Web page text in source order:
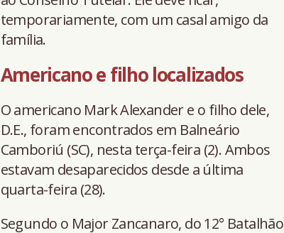
temporariamente, com um casal amigo da
família.
Americano e filho localizados
O americano Mark Alexander e o filho dele,
D.E., foram encontrados em Balneário
Camboriú (SC), nesta terça-feira (2). Ambos
estavam desaparecidos desde a última
quarta-feira (28).
Segundo o Major Zancanaro, do 12° Batalhão